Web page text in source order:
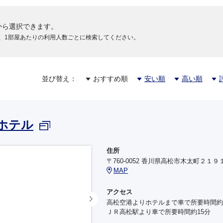
選択できます。
部屋あたりの利用人数ごとに検索してください。
並び替え： おすすめ順 安い順 高い順
テル
住所
〒760-0052 香川県高松市木太町２１９
MAP
アクセス
高松空港よりホテルまで車で所要時間
ＪＲ高松駅より車で所要時間約15分